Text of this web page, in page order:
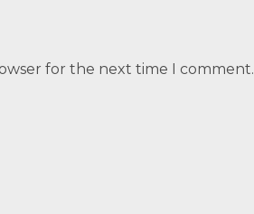
for the next time I comment.